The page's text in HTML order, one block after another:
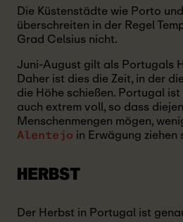
Die Küstenstädte wie Porto
überschreiten in der Regel
Grad Celsius nicht.
Juni-August gilt als Portugals
Daher ist dies die Zeit, in der
die Höhe schießen. Portugal
auch extrem voll, so dass
Menschenmengen mögen,
Alentejo in Erwägung ziehen
HERBST
Der Herbst in Portugal ist